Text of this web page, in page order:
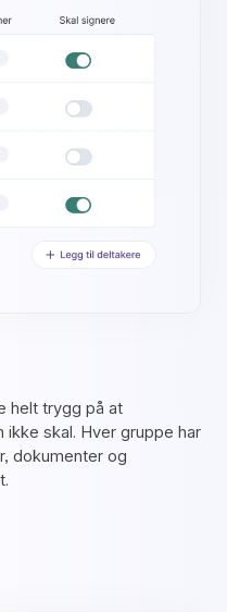
helt trygg på at
skal. Hver gruppe har
dokumenter og